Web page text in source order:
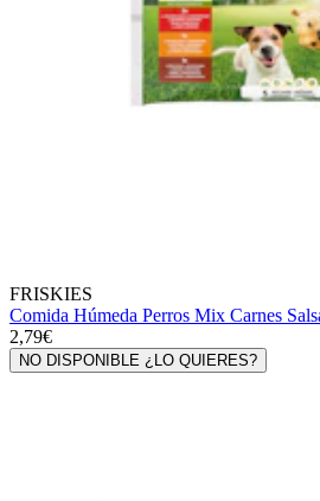
FRISKIES
Comida Húmeda Perros Mix Carnes
2,79€
NO DISPONIBLE ¿LO QUIERES?